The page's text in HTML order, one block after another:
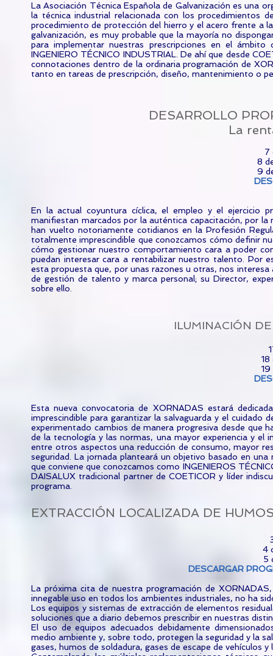
La Asociación Técnica Española de Galvanización es una
la técnica industrial relacionada con los procedimientos
procedimiento de protección del hierro y el acero frente a
galvanización, es muy probable que la mayoría no
para implementar nuestras prescripciones en el
INGENIERO TÉCNICO INDUSTRIAL. De ahí que desde
connotaciones dentro de la ordinaria programación de
tanto en tareas de prescripción, diseño, mantenimiento o
DESARROLLO
La
7
8
9
En la actual coyuntura cíclica, el empleo y el ejercicio
manifiestan marcados por la auténtica capacitación, por
han vuelto notoriamente cotidianos en la Profesión
totalmente imprescindible que conozcamos cómo definir
cómo gestionar nuestro comportamiento cara a poder
puedan interesar cara a rentabilizar nuestro talento. Por
esta propuesta que, por unas razones u otras, nos
de gestión de talento y marca personal; su Director,
sobre ello.
ILUMINACIÓN
18
Esta nueva convocatoria de XORNADAS estará
imprescindible para garantizar la salvaguarda y el
experimentado cambios de manera progresiva desde que
de la tecnología y las normas, una mayor experiencia y
entre otros aspectos una reducción de consumo, mayor
seguridad. La jornada planteará un objetivo basado en
que conviene que conozcamos como INGENIEROS
DAISALUX tradicional partner de COETICOR y líder
programa.
EXTRACCIÓN LOCALIZADA DE
4
5
DESCARGAR
La próxima cita de nuestra programación de
innegable uso en todos los ambientes industriales, no ha
Los equipos y sistemas de extracción de elementos
soluciones que a diario debemos prescribir en nuestras
El uso de equipos adecuados debidamente
medio ambiente y, sobre todo, protegen la seguridad y la
gases, humos de soldadura, gases de escape de vehículos y